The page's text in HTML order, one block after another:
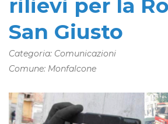
rilievi per la
San Giusto
Categoria: Comunicazioni
Comune: Monfalcone